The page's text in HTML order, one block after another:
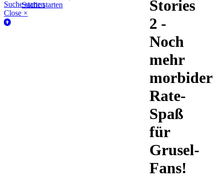
Suche starten
Suche starten
Close ×
Stories
2 -
Noch
mehr
morbider
Rate-
Spaß
für
Grusel-
Fans!